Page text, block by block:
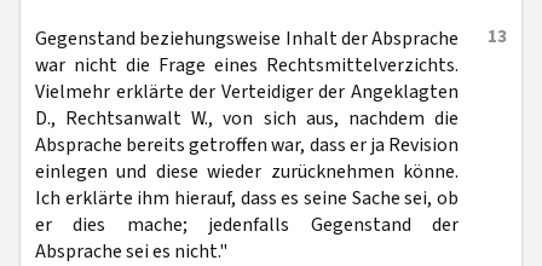
13
Gegenstand beziehungsweise Inhalt der Absprache
war nicht die Frage eines Rechtsmittelverzichts.
Vielmehr erklärte der Verteidiger der Angeklagten
D., Rechtsanwalt W., von sich aus, nachdem die
Absprache bereits getroffen war, dass er ja Revision
einlegen und diese wieder zurücknehmen könne.
Ich erklärte ihm hierauf, dass es seine Sache sei, ob
er dies mache; jedenfalls Gegenstand der
Absprache sei es nicht."